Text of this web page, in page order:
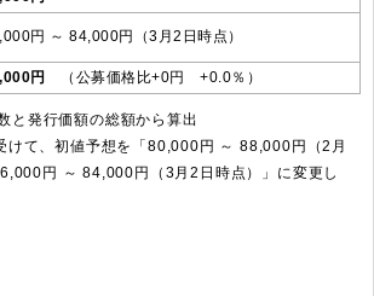
円 ～ 84,000円（3月2日時点）
円 （公募価格比+0円 +0.0％）
と発行価額の総額から算出
けて、初値予想を「80,000円 ～ 88,000円（2月
円 ～ 84,000円（3月2日時点）」に変更し